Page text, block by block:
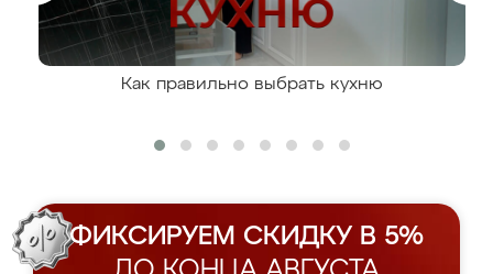
Как правильно выбрать кухню
ФИКСИРУЕМ СКИДКУ В 5%